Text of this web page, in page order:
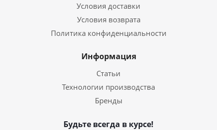
Условия доставки
Условия возврата
Политика конфиденциальности
Информация
Статьи
Технологии производства
Бренды
Будьте всегда в курсе!